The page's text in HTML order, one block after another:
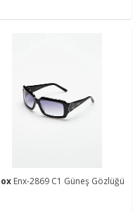
Enx-2869 C1 Güneş Gözlüğü